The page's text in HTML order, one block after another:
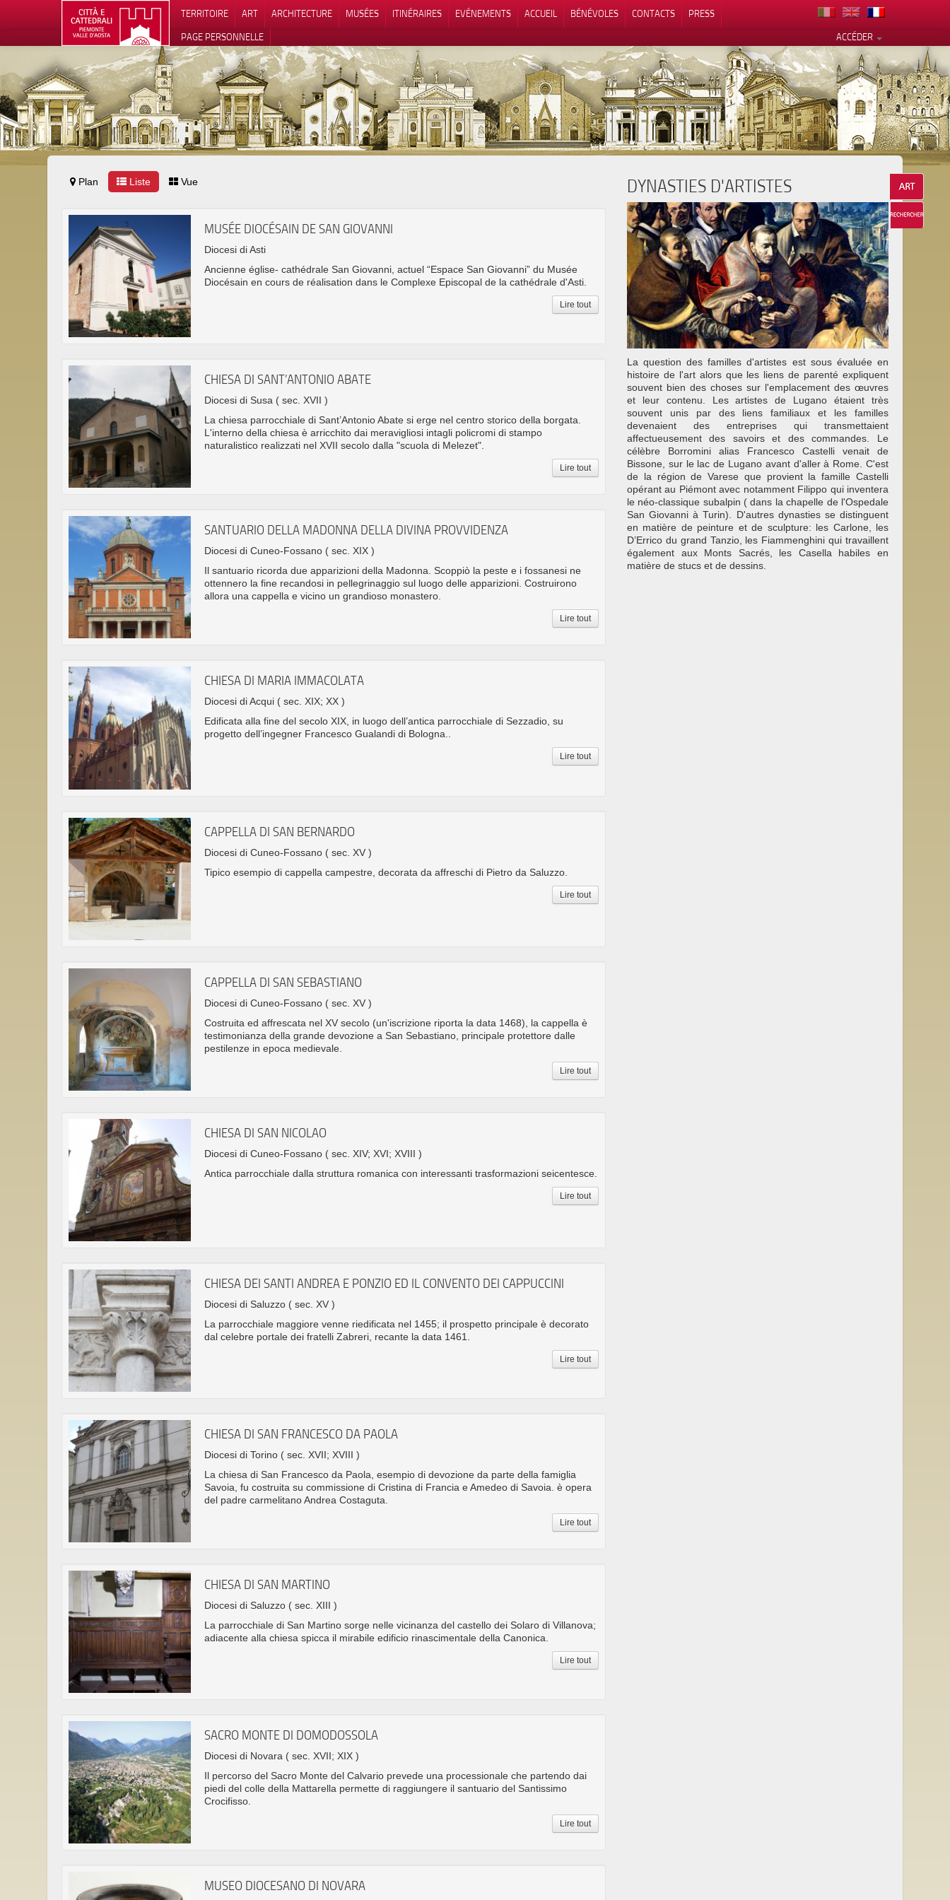
TERRITOIRE ART ARCHITECTURE MUSÉES ITINÉRAIRES EVÉNEMENTS ACCUEIL BÉNÉVOLES CONTACTS
PRESS
ACCÉDER
PAGE PERSONNELLE
Plan Liste Vue
MUSÉE DIOCÉSAIN DE SAN GIOVANNI
Diocesi di Asti
Ancienne église- cathédrale San Giovanni, actuel “Espace San Giovanni” du Musée
Diocésain en cours de réalisation dans le Complexe Episcopal de la cathédrale d'Asti.
Lire tout
CHIESA DI SANT’ANTONIO ABATE
Diocesi di Susa ( sec. XVII )
La chiesa parrocchiale di Sant’Antonio Abate si erge nel centro storico della borgata.
L'interno della chiesa è arricchito dai meravigliosi intagli policromi di stampo
naturalistico realizzati nel XVII secolo dalla "scuola di Melezet".
Lire tout
SANTUARIO DELLA MADONNA DELLA DIVINA PROVVIDENZA
Diocesi di Cuneo-Fossano ( sec. XIX )
Il santuario ricorda due apparizioni della Madonna. Scoppiò la peste e i fossanesi ne
ottennero la fine recandosi in pellegrinaggio sul luogo delle apparizioni. Costruirono
allora una cappella e vicino un grandioso monastero.
Lire tout
CHIESA DI MARIA IMMACOLATA
Diocesi di Acqui ( sec. XIX; XX )
Edificata alla fine del secolo XIX, in luogo dell’antica parrocchiale di Sezzadio, su
progetto dell’ingegner Francesco Gualandi di Bologna..
Lire tout
CAPPELLA DI SAN BERNARDO
Diocesi di Cuneo-Fossano ( sec. XV )
Tipico esempio di cappella campestre, decorata da affreschi di Pietro da Saluzzo.
Lire tout
CAPPELLA DI SAN SEBASTIANO
Diocesi di Cuneo-Fossano ( sec. XV )
Costruita ed affrescata nel XV secolo (un'iscrizione riporta la data 1468), la cappella è
testimonianza della grande devozione a San Sebastiano, principale protettore dalle
pestilenze in epoca medievale.
Lire tout
CHIESA DI SAN NICOLAO
Diocesi di Cuneo-Fossano ( sec. XIV; XVI; XVIII )
Antica parrocchiale dalla struttura romanica con interessanti trasformazioni seicentesce.
Lire tout
CHIESA DEI SANTI ANDREA E PONZIO ED IL CONVENTO DEI CAPPUCCINI
Diocesi di Saluzzo ( sec. XV )
La parrocchiale maggiore venne riedificata nel 1455; il prospetto principale è decorato
dal celebre portale dei fratelli Zabreri, recante la data 1461.
Lire tout
CHIESA DI SAN FRANCESCO DA PAOLA
Diocesi di Torino ( sec. XVII; XVIII )
La chiesa di San Francesco da Paola, esempio di devozione da parte della famiglia
Savoia, fu costruita su commissione di Cristina di Francia e Amedeo di Savoia. è opera
del padre carmelitano Andrea Costaguta.
Lire tout
CHIESA DI SAN MARTINO
Diocesi di Saluzzo ( sec. XIII )
La parrocchiale di San Martino sorge nelle vicinanza del castello dei Solaro di Villanova;
adiacente alla chiesa spicca il mirabile edificio rinascimentale della Canonica.
Lire tout
SACRO MONTE DI DOMODOSSOLA
Diocesi di Novara ( sec. XVII; XIX )
Il percorso del Sacro Monte del Calvario prevede una processionale che partendo dai
piedi del colle della Mattarella permette di raggiungere il santuario del Santissimo
Crocifisso.
Lire tout
MUSEO DIOCESANO DI NOVARA
DYNASTIES D'ARTISTES
La question des familles d'artistes est sous évaluée en
histoire de l'art alors que les liens de parenté expliquent
souvent bien des choses sur l'emplacement des œuvres
et leur contenu. Les artistes de Lugano étaient très
souvent unis par des liens familiaux et les familles
devenaient des entreprises qui transmettaient
affectueusement des savoirs et des commandes. Le
célèbre Borromini alias Francesco Castelli venait de
Bissone, sur le lac de Lugano avant d'aller à Rome. C'est
de la région de Varese que provient la famille Castelli
opérant au Piémont avec notamment Filippo qui inventera
le néo-classique subalpin ( dans la chapelle de l'Ospedale
San Giovanni à Turin). D'autres dynasties se distinguent
en matière de peinture et de sculpture: les Carlone, les
D’Errico du grand Tanzio, les Fiammenghini qui travaillent
également aux Monts Sacrés, les Casella habiles en
matière de stucs et de dessins.
Vos choix en matière de confidentialité